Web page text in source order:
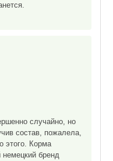
случайно, но
состав, пожалела,
этого. Корма
немецкий бренд